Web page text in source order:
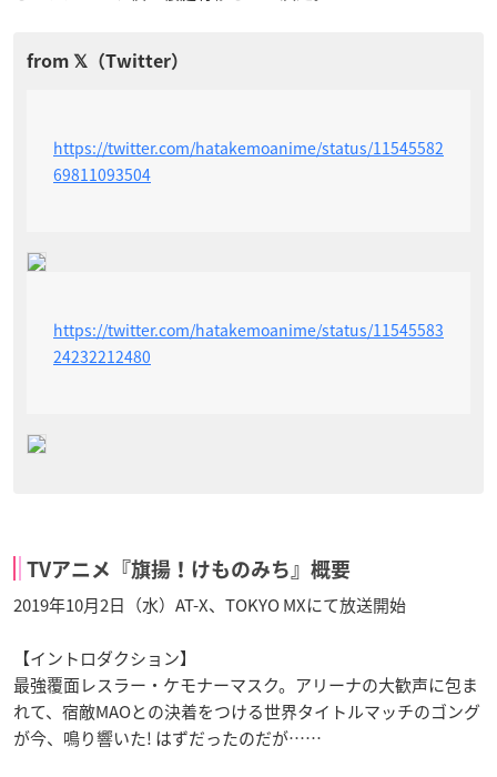
https://twitter.com/hatakemoanime/status/11545582
69811093504
https://twitter.com/hatakemoanime/status/11545583
24232212480
TVアニメ『旗揚！けものみち』概要
2019年10月2日（水）AT-X、TOKYO MXにて放送開始
【イントロダクション】
最強覆面レスラー・ケモナーマスク。アリーナの大歓声に包ま
れて、宿敵MAOとの決着をつける世界タイトルマッチのゴング
が今、鳴り響いた! はずだったのだが……